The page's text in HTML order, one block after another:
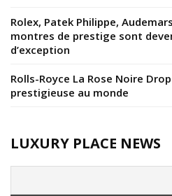
Rolex, Patek Philippe,
montres de prestige sont
d’exception
Rolls-Royce La Rose Noire
prestigieuse au monde
LUXURY PLACE NEWS